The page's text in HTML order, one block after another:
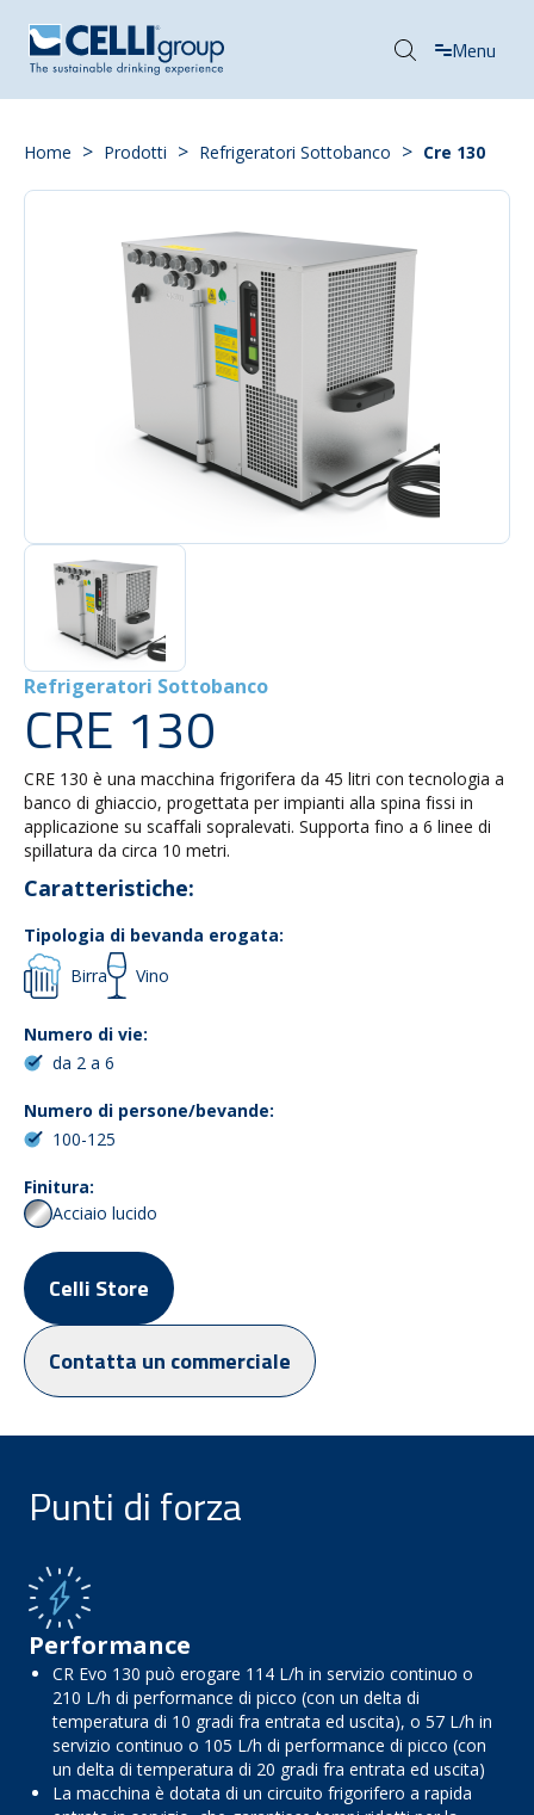
Menu
Home > Prodotti > Refrigeratori Sottobanco > Cre 130
Refrigeratori Sottobanco
CRE 130
CRE 130 è una macchina frigorifera da 45 litri con tecnologia a
banco di ghiaccio, progettata per impianti alla spina fissi in
applicazione su scaffali sopralevati. Supporta fino a 6 linee di
spillatura da circa 10 metri.
Caratteristiche:
Tipologia di bevanda erogata:
Birra
Vino
Numero di vie:
da 2 a 6
Numero di persone/bevande:
100-125
Finitura:
Acciaio lucido
Celli Store
Contatta un commerciale
Punti di forza
Performance
CR Evo 130 può erogare 114 L/h in servizio continuo o
210 L/h di performance di picco (con un delta di
temperatura di 10 gradi fra entrata ed uscita), o 57 L/h in
servizio continuo o 105 L/h di performance di picco (con
un delta di temperatura di 20 gradi fra entrata ed uscita)
La macchina è dotata di un circuito frigorifero a rapida